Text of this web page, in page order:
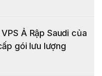
Ả Rập Saudi của
gói lưu lượng